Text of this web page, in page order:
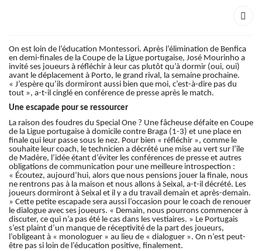
On est loin de l’éducation Montessori. Après l’élimination de Benfica
en demi-finales de la Coupe de la Ligue portugaise, José Mourinho a
invité ses joueurs à réfléchir à leur cas plutôt qu’à dormir (oui, oui)
avant le déplacement à Porto, le grand rival, la semaine prochaine.
« J’espère qu’ils dormiront aussi bien que moi, c’est-à-dire pas du
tout », a-t-il cinglé en conférence de presse après le match.
Une escapade pour se ressourcer
La raison des foudres du Special One ? Une fâcheuse défaite en Coupe
de la Ligue portugaise à domicile contre Braga (1-3) et une place en
finale qui leur passe sous le nez. Pour bien « réfléchir », comme le
souhaite leur coach, le technicien a décrété une mise au vert sur l’île
de Madère, l’idée étant d’éviter les conférences de presse et autres
obligations de communication pour une meilleure introspection :
« Écoutez, aujourd’hui, alors que nous pensions jouer la finale, nous
ne rentrons pas à la maison et nous allons à Seixal, a-t-il décrété. Les
joueurs dormiront à Seixal et il y a du travail demain et après-demain.
» Cette petite escapade sera aussi l’occasion pour le coach de renouer
le dialogue avec ses joueurs. « Demain, nous pourrons commencer à
discuter, ce qui n’a pas été le cas dans les vestiaires. » Le Portugais
s’est plaint d’un manque de réceptivité de la part des joueurs,
l’obligeant à « monologuer » au lieu de « dialoguer ». On n’est peut-
être pas si loin de l’éducation positive, finalement.